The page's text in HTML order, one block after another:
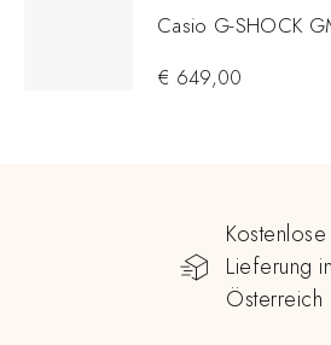
Casio G-SHOCK
€ 649,00
Kostenlose
Lieferung in
Österreich